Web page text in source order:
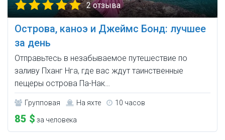
2 отзыва
Острова, каноэ и Джеймс Бонд: лучшее
за день
Отправьтесь в незабываемое путешествие по
заливу Пханг Нга, где вас ждут таинственные
пещеры острова Па-Нак…
Групповая На яхте 10 часов
85 $ за человека